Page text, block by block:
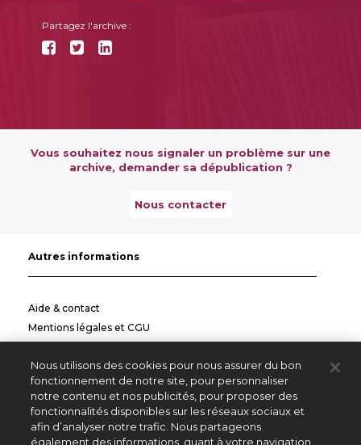
Partagez l'archive :
Vous souhaitez nous signaler un problème sur une
archive, demander sa dépublication ?
Nous contacter
Autres informations
Aide & contact
Mentions légales et CGU
Informations pratiques
Autres sites
Nous utilisons des cookies pour nous assurer du bon
fonctionnement de notre site, pour personnaliser
notre contenu et nos publicités, pour proposer des
fonctionnalités disponibles sur les réseaux sociaux et
afin d’analyser notre trafic. Nous partageons
également des informations, quant à votre navigation